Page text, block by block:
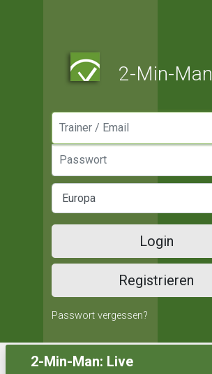
2-Min-Man
Login
Registrieren
Passwort vergessen?
2-Min-Man: Live